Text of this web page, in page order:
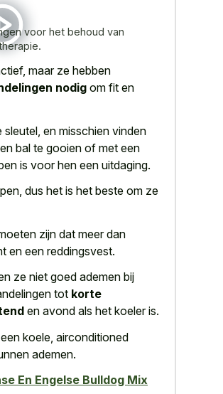
voor het behoud van
maar ze hebben
nodig om fit en
en misschien vinden
bal te gooien of met een
is voor hen een uitdaging.
dus het is het beste om ze
zijn dat meer dan
en een reddingsvest.
ze niet goed ademen bij
tot korte
en avond als het koeler is.
koele, airconditioned
ademen.
En Engelse Bulldog Mix